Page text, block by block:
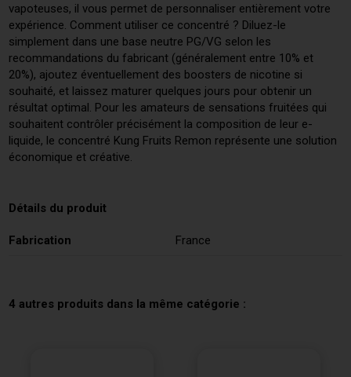
vapoteuses, il vous permet de personnaliser entièrement votre
expérience. Comment utiliser ce concentré ? Diluez-le
simplement dans une base neutre PG/VG selon les
recommandations du fabricant (généralement entre 10% et
20%), ajoutez éventuellement des boosters de nicotine si
souhaité, et laissez maturer quelques jours pour obtenir un
résultat optimal. Pour les amateurs de sensations fruitées qui
souhaitent contrôler précisément la composition de leur e-
liquide, le concentré Kung Fruits Remon représente une solution
économique et créative.
Détails du produit
Fabrication France
4 autres produits dans la même catégorie :